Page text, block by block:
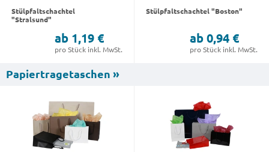
Stülpfaltschachtel
"Stralsund"
ab 1,19 €
pro Stück inkl. MwSt.
Stülpfaltschachtel "Boston"
ab 0,94 €
pro Stück inkl. MwSt.
Papiertragetaschen »